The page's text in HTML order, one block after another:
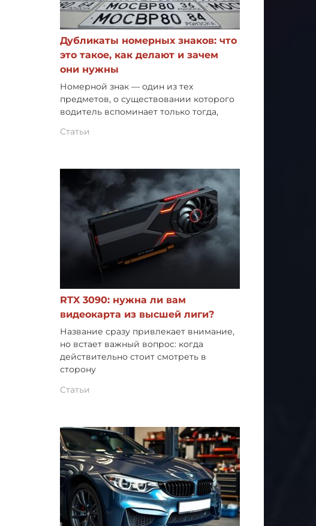
Дубликаты номерных знаков: что
это такое, как делают и зачем
они нужны
Номерной знак — один из тех
предметов, о существовании которого
водитель вспоминает только тогда,
Статьи
RTX 3090: нужна ли вам
видеокарта из высшей лиги?
Название сразу привлекает внимание,
но встает важный вопрос: когда
действительно стоит смотреть в
сторону
Статьи